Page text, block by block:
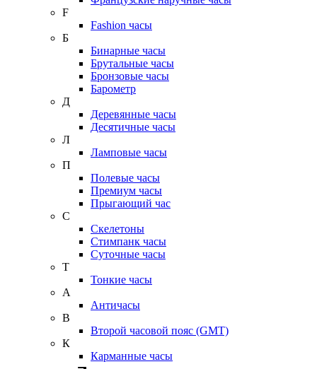
F
Fashion часы
Б
Бинарные часы
Брутальные часы
Бронзовые часы
Барометр
Д
Деревянные часы
Десятичные часы
Л
Ламповые часы
П
Полевые часы
Премиум часы
Прыгающий час
С
Скелетоны
Стимпанк часы
Суточные часы
Т
Тонкие часы
А
Античасы
В
Второй часовой пояс (GMT)
К
Карманные часы